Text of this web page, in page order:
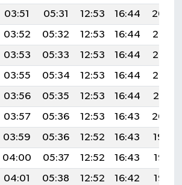
03:51 05:31 12:53 16:44
20:04
03:52 05:32 12:53 16:44
20:03
03:53 05:33 12:53 16:44
20:02
03:55 05:34 12:53 16:44
20:02
03:56 05:35 12:53 16:44
20:01
03:57 05:36 12:53 16:43
20:00
03:59 05:36 12:52 16:43
19:59
04:00 05:37 12:52 16:43
19:58
04:01 05:38 12:52 16:42
19:57